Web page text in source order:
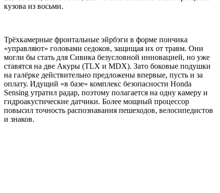
кузова из восьми.
Трёхкамерные фронтальные эйрбэги в форме пончика
«управляют» головами седоков, защищая их от травм. Они
могли бы стать для Сивика безусловной инновацией, но уже
ставятся на две Акуры (TLX и MDX). Зато боковые подушки
на галёрке действительно предложены впервые, пусть и за
оплату. Идущий «в базе» комплекс безопасности Honda
Sensing утратил радар, поэтому полагается на одну камеру и
гидроакустические датчики. Более мощный процессор
повысил точность распознавания пешеходов, велосипедистов
и знаков.